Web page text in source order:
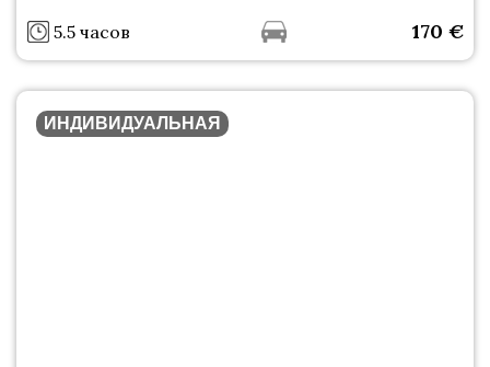
5.5 часов 170 €
ИНДИВИДУАЛЬНАЯ